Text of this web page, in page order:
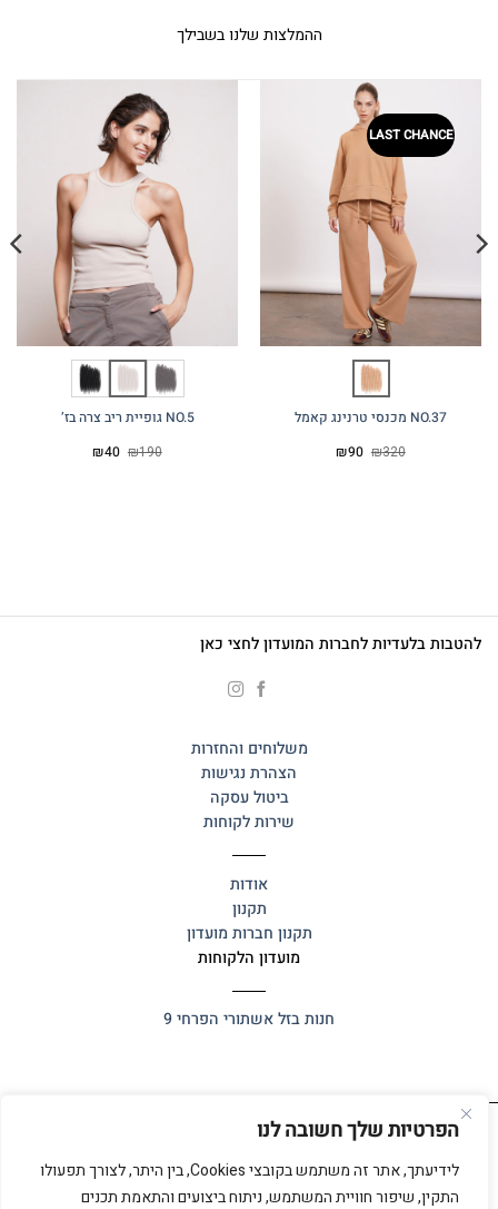
הפרטיות שלך חשובה לנו
לידיעתך, אתר זה משתמש בקובצי Cookies, בין היתר, לצורך תפעולו
התקין, שיפור חוויית המשתמש, ניתוח ביצועים והתאמת תכנים
ההמלצות שלנו בשבילך
LAST CHANCE
NO.37 מכנסי טרנינג קאמל
₪320 המחיר
₪90 המחיר
NO.5 גופיית ריב צרה בז’
₪190 המחיר
₪40 המחיר
להטבות בלעדיות לחברות המועדון לחצי כאן
משלוחים והחזרות
הצהרת נגישות
ביטול עסקה
שירות לקוחות
אודות
תקנון
תקנון חברות מועדון
מועדון הלקוחות
חנות בזלאשתורי הפרחי 9
כל הזכויות שמורות 2025 © אלף אלף